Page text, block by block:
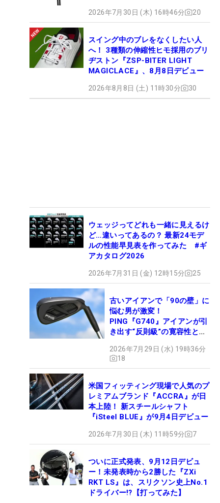
2026年7月30日 (木) 16時46分 20
スイング中のブレをなくしたい人
へ！ 3種類の伸縮性ヒモ採用のブリ
ヂストン『ZSP-BITER LIGHT
MAGICLACE』、8月8日デビュー
2026年8月8日 (土) 11時30分 30
ウェッジってどれも一緒に見えるけ
ど…違いってあるの？ 最新24モデ
ルの性能早見表を作ってみた #ギ
アカタログ2026
2026年7月31日 (金) 12時15分 25
古いアイアンで「90の壁」に
悩む男が激変！
PING『G740』アイアンが引
き出す“反則級”の寛容性と飛
2026年7月29日 (水) 19時36分
18
米国フィッティング現場で人気のプ
レミアムブランド『ACCRA』が日
本上陸！ 新スチールシャフト
『iSteel BLUE』が9月4日デビュー
2026年7月30日 (木) 11時59分 7
ついに正式発表、9月12日デビュ
ー！未発表時から2勝した『ZXi
RKT LS』は、スリクソン史上No.1
ドライバー!?【打ってみた】